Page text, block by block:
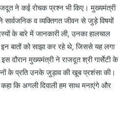
ने कई रोचक प्रश्न भी किए। मुख्यमंत्री
व व्यक्तिगत जीवन से जुड़े विषयों
के बारे में जानकारी ली, उनका हालचाल
बातों को साझा कर रहे थे, जिससे यह लगा
दौरान मुख्यमंत्री ने राजदूत श्री गार्सेटी के
के प्रति उनके जुड़ाव की खूब प्रशंसा की।
कि अगली दिवाली हम साथ मनाएंगे और